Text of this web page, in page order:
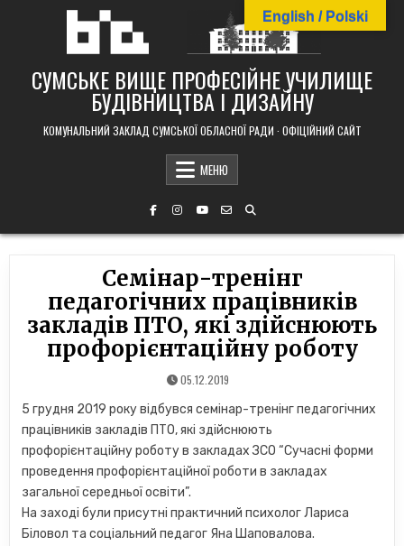
СУМСЬКЕ ВИЩЕ ПРОФЕСІЙНЕ УЧИЛИЩЕ
БУДІВНИЦТВА І ДИЗАЙНУ
КОМУНАЛЬНИЙ ЗАКЛАД СУМСЬКОЇ ОБЛАСНОЇ РАДИ · ОФІЦІЙНИЙ САЙТ
МЕНЮ
Семінар-тренінг
педагогічних працівників
закладів ПТО, які здійснюють
профорієнтаційну роботу
05.12.2019
5 грудня 2019 року відбувся семінар-тренінг педагогічних
працівників закладів ПТО, які здійснюють
профорієнтаційну роботу в закладах ЗСО “Сучасні форми
проведення профорієнтаційної роботи в закладах
загальної середньої освіти”.
На заході були присутні практичний психолог Лариса
Біловол та соціальний педагог Яна Шаповалова.
English / Polski